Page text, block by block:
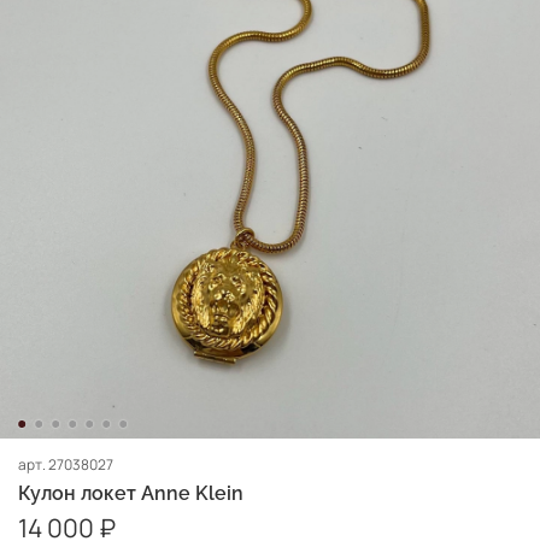
арт.27038027
Кулон локет Anne Klein
14 000 ₽